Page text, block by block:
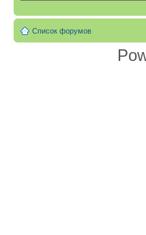
Список форумов